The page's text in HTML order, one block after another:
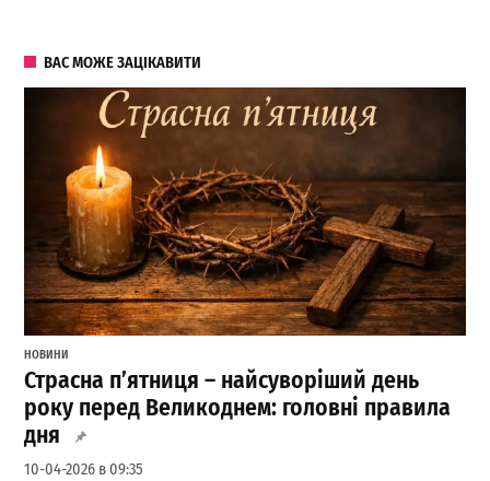
ВАС МОЖЕ ЗАЦІКАВИТИ
НОВИНИ
Страсна п’ятниця – найсуворіший день
року перед Великоднем: головні правила
дня
10-04-2026 в 09:35